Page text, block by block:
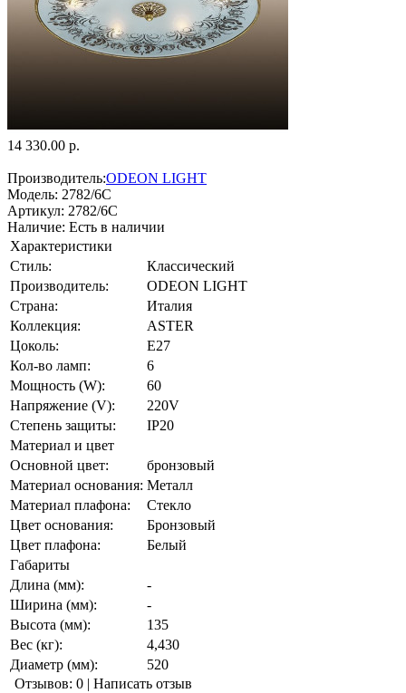
14 330.00 р.
Производитель:ODEON LIGHT
Модель: 2782/6C
Артикул: 2782/6C
Наличие: Есть в наличии
Характеристики
Стиль:
Классический
Производитель:
ODEON LIGHT
Страна:
Италия
Коллекция:
ASTER
Цоколь:
E27
Кол-во ламп:
6
Мощность (W):
60
Напряжение (V):
220V
Степень защиты:
IP20
Материал и цвет
Основной цвет:
бронзовый
Материал основания: Металл
Материал плафона:
Стекло
Цвет основания:
Бронзовый
Цвет плафона:
Белый
Габариты
Длина (мм):
-
Ширина (мм):
-
Высота (мм):
135
Вес (кг):
4,430
Диаметр (мм):
520
Отзывов: 0 | Написать отзыв